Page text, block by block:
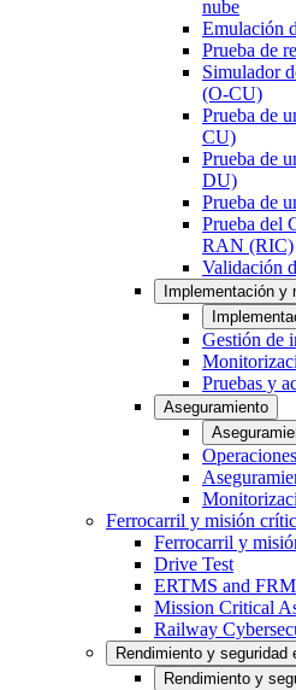
nube
Emulación
Prueba de
Simulador
(O-CU)
Prueba de
CU)
Prueba de
DU)
Prueba de
Prueba del
RAN (RIC)
Validación
Implementación y
Gestión de
Pruebas y
Aseguramiento
Ferrocarril y misión
Ferrocarril y
Drive Test
ERTMS and
Mission Critical
Railway
Rendimiento y seguridad
Rendimiento y